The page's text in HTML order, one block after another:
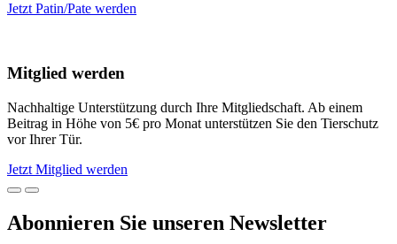
Jetzt Patin/Pate werden
Mitglied werden
Nachhaltige Unterstützung durch Ihre Mitgliedschaft. Ab einem
Beitrag in Höhe von 5€ pro Monat unterstützen Sie den Tierschutz
vor Ihrer Tür.
Jetzt Mitglied werden
Abonnieren Sie unseren Newsletter